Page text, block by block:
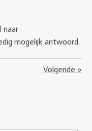
naar
mogelijk antwoord.
Volgende »